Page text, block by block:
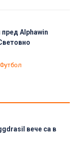
Alphawin
Футбол
вече са в